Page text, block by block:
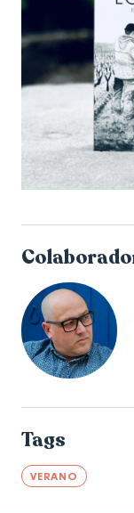
Tags
VERANO